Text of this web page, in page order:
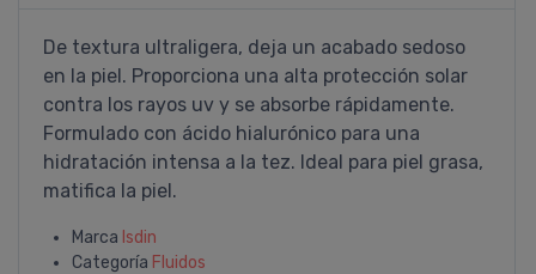
De textura ultraligera, deja un acabado sedoso
en la piel. Proporciona una alta protección solar
contra los rayos uv y se absorbe rápidamente.
Formulado con ácido hialurónico para una
hidratación intensa a la tez. Ideal para piel grasa,
matifica la piel.
Marca Isdin
Categoría Fluidos